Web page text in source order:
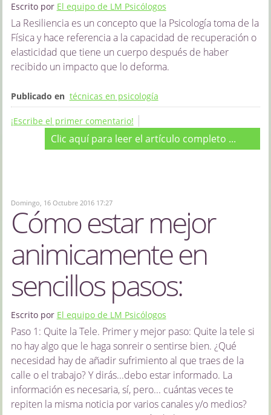
Escrito por El equipo de LM Psicólogos
La Resiliencia es un concepto que la Psicología toma de la
Física y hace referencia a la capacidad de recuperación o
elasticidad que tiene un cuerpo después de haber
recibido un impacto que lo deforma.
Publicado en técnicas en psicología
¡Escribe el primer comentario!
Clic aquí para leer el artículo completo ...
Domingo, 16 Octubre 2016 17:27
Cómo estar mejor
animicamente en
sencillos pasos:
Escrito por El equipo de LM Psicólogos
Paso 1: Quite la Tele. Primer y mejor paso: Quite la tele si
no hay algo que le haga sonreir o sentirse bien. ¿Qué
necesidad hay de añadir sufrimiento al que traes de la
calle o el trabajo? Y dirás...debo estar informado. La
información es necesaria, sí, pero... cuántas veces te
repiten la misma noticia por varios canales y/o medios?